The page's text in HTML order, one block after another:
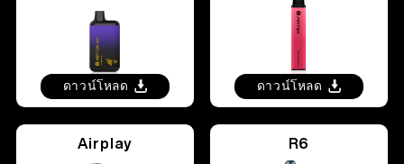
ดาวน์โหลด ดาวน์โหลด
Airplay R6